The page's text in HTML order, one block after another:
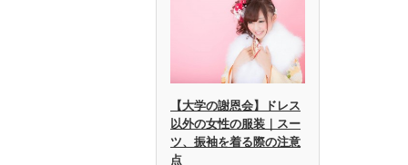
【大学の謝恩会】ドレス
以外の女性の服装｜スー
ツ、振袖を着る際の注意
点